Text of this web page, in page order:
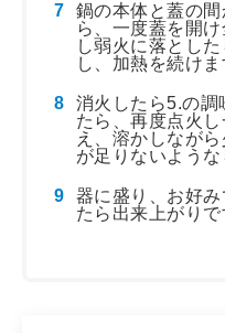
鍋の本体と蓋の
ら、一度蓋を開
し弱火に落とした
し、加熱を続けま
消火したら5.の調
たら、再度点火
え、溶かしなが
が足りないような
器に盛り、お好
たら出来上がりで